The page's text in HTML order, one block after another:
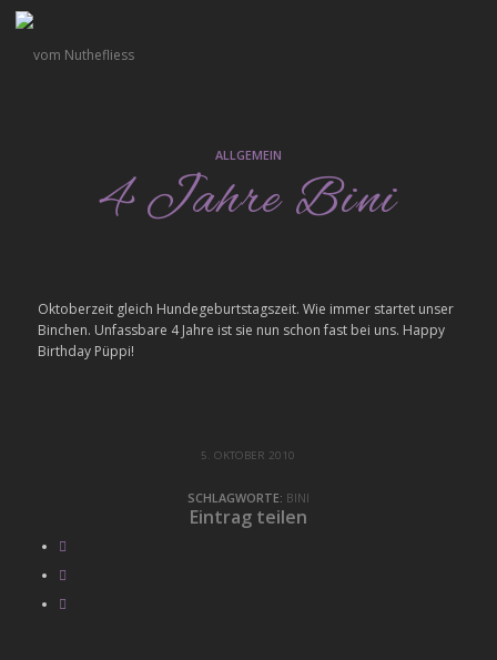
ALLGEMEIN
4 Jahre Bini
Oktoberzeit gleich Hundegeburtstagszeit. Wie immer startet unser
Binchen. Unfassbare 4 Jahre ist sie nun schon fast bei uns. Happy
Birthday Püppi!
5. OKTOBER 2010
SCHLAGWORTE: BINI
Eintrag teilen